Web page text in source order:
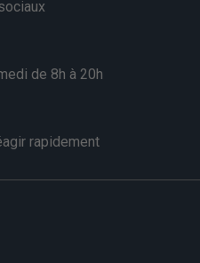
de 8h à 20h
rapidement